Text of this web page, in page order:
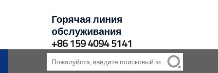
Горячая линия
обслуживания
+86 159 4094 5141